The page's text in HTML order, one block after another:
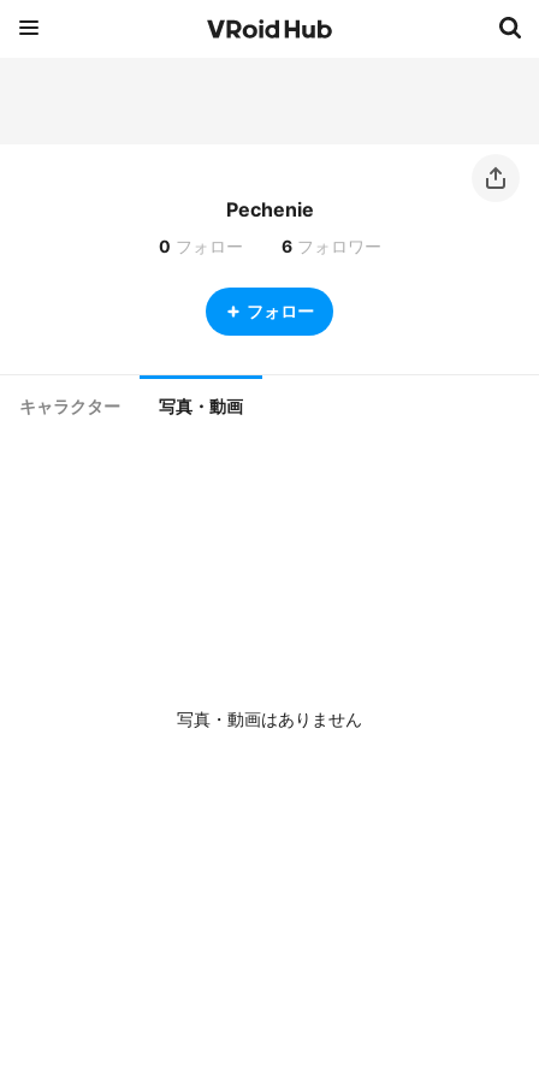
Pechenie
0 フォロー 6 フォロワー
フォロー
キャラクター 写真・動画
写真・動画はありません